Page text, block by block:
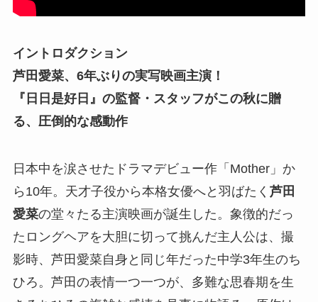
イントロダクション
芦田愛菜、6年ぶりの実写映画主演！
『日日是好日』の監督・スタッフがこの秋に贈
る、圧倒的な感動作
日本中を涙させたドラマデビュー作「Mother」か
ら10年。天才子役から本格女優へと羽ばたく 芦田
愛菜の堂々たる主演映画が誕生した。象徴的だっ
たロングヘアを大胆に切って挑んだ主人公は、撮
影時、芦田愛菜自身と同じ年だった中学3年生のち
ひろ。芦田の表情一つ一つが、多難な思春期を生